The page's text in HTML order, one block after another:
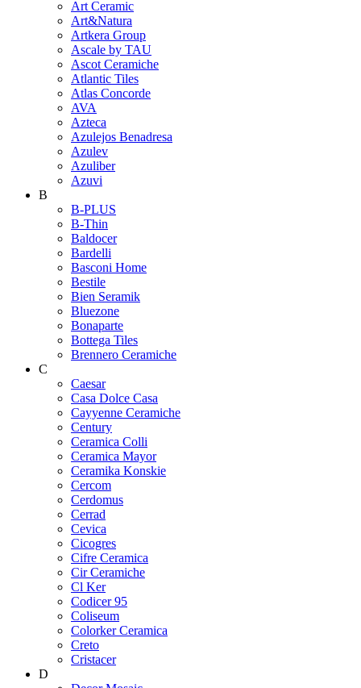
Art Ceramic
Art&Natura
Artkera Group
Ascale by TAU
Ascot Ceramiche
Atlantic Tiles
Atlas Concorde
AVA
Azteca
Azulejos Benadresa
Azulev
Azuliber
Azuvi
B
B-PLUS
B-Thin
Baldocer
Bardelli
Basconi Home
Bestile
Bien Seramik
Bluezone
Bonaparte
Bottega Tiles
Brennero Ceramiche
C
Caesar
Casa Dolce Casa
Cayyenne Ceramiche
Century
Ceramica Colli
Ceramica Mayor
Ceramika Konskie
Cercom
Cerdomus
Cerrad
Cevica
Cicogres
Cifre Ceramica
Cir Ceramiche
Cl Ker
Codicer 95
Coliseum
Colorker Ceramica
Creto
Cristacer
D